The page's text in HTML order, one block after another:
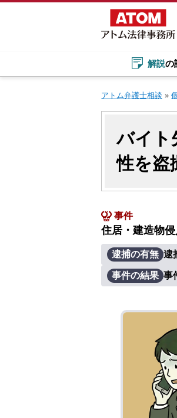
Skip
解説の
アトム弁護士相談 »
バイト
性を盗
事件
住居・建造物
逮捕の有無 逮
事件の結果 事